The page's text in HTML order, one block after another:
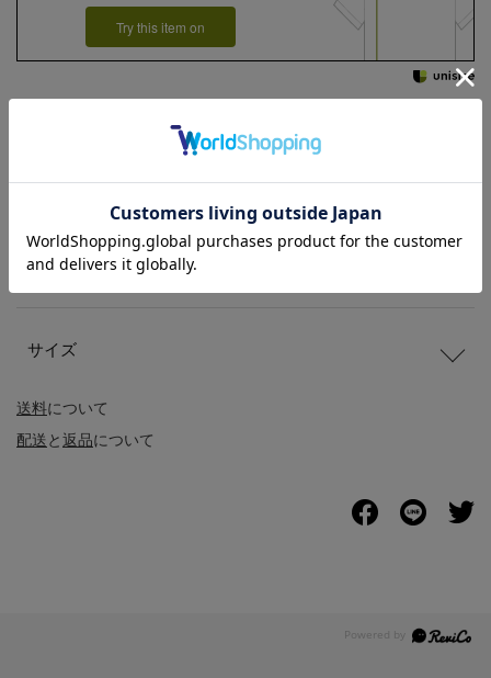
Try this item on
送料について
配送と返品について
商品詳細
サイズ